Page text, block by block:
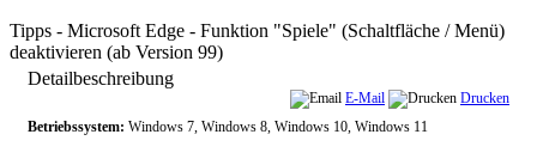
Tipps - Microsoft Edge - Funktion "Spiele" (Schaltfläche / Menü)
deaktivieren (ab Version 99)
Detailbeschreibung
E-Mail
Drucken
Betriebssystem: Windows 7, Windows 8, Windows 10, Windows 11